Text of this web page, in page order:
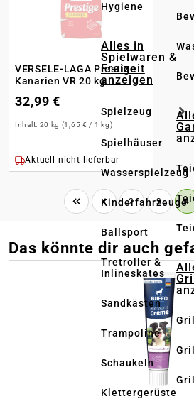
Hygiene
Alles in
Spielwaren &
Freizeit
anzeigen
Spielzeug
Spielhäuser
Wasserspielzeug
Kinderfahrzeuge
Ballsport
Tretroller &
Inlineskates
Sandkästen
Trampoline
Schaukeln
Klettergerüste
VERSELE-LAGA Prestige
Kanarien VR 20 kg
32,99 €
Inhalt: 20 kg (1,65 € / 1 kg)
Aktuell nicht lieferbar
Seite
2 Seite
3 4
Das könnte dir auch
Produktgalerie überspringen